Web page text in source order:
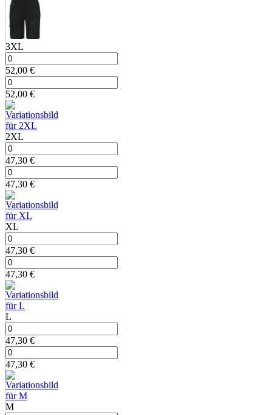
3XL
52,00 €
52,00 €
2XL
47,30 €
47,30 €
XL
47,30 €
47,30 €
L
47,30 €
47,30 €
M